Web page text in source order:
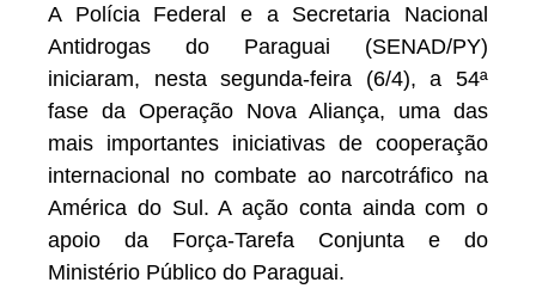
A Polícia Federal e a Secretaria Nacional
Antidrogas do Paraguai (SENAD/PY)
iniciaram, nesta segunda-feira (6/4), a 54ª
fase da Operação Nova Aliança, uma das
mais importantes iniciativas de cooperação
internacional no combate ao narcotráfico na
América do Sul. A ação conta ainda com o
apoio da Força-Tarefa Conjunta e do
Ministério Público do Paraguai.